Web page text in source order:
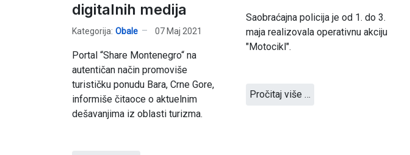
digitalnih medija
Kategorija: Obale 07 Maj 2021
Portal “Share Montenegro“ na
autentičan način promoviše
turističku ponudu Bara, Crne Gore,
informiše čitaoce o aktuelnim
dešavanjima iz oblasti turizma.
Saobraćajna policija je od 1. do 3.
maja realizovala operativnu akciju
"Motocikl".
Pročitaj više …